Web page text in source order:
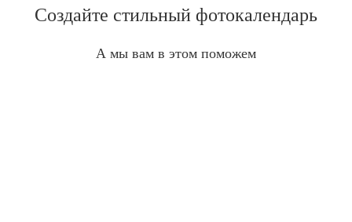
Создайте стильный фотокалендарь
А мы вам в этом поможем